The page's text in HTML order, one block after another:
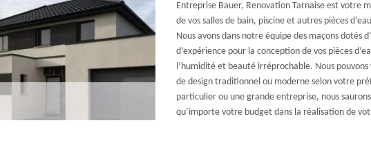
Entreprise Bauer, Renovation Tarnaise est votre
de vos salles de bain, piscine et autres pièces
Nous avons dans notre équipe des maçons dotés
d’expérience pour la conception de vos pièces
l’humidité et beauté irréprochable. Nous pouvons
de design traditionnel ou moderne selon votre
particulier ou une grande entreprise, nous
qu’importe votre budget dans la réalisation de